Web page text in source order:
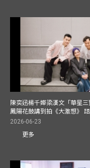
陳奕迅楊千嬅梁漢文「華星
鳳陽花鼓講到拍《大激想》
2026-06-23
更多